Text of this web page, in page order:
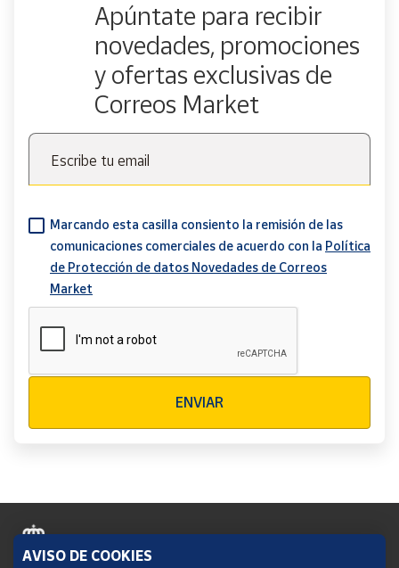
Apúntate para recibir
novedades, promociones
y ofertas exclusivas de
Correos Market
Escribe tu email
Marcando esta casilla consiento la remisión de las
comunicaciones comerciales de acuerdo con la Política
de Protección de datos Novedades de Correos
Market
ENVIAR
AVISO DE COOKIES